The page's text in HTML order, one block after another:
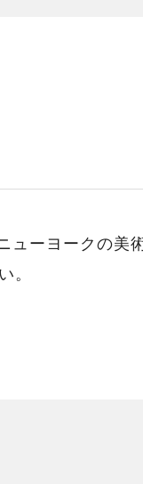
ーヨークの美